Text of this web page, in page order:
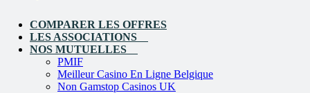
COMPARER LES OFFRES
LES ASSOCIATIONS
NOS MUTUELLES
PMIF
Meilleur Casino En Ligne Belgique
Non Gamstop Casinos UK